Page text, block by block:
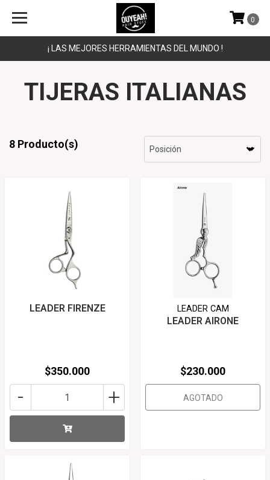
¡ LAS MEJORES HERRAMIENTAS DEL MUNDO !
0
TIJERAS ITALIANAS
8 Producto(s)
LEADER FIRENZE
$350.000
+
-
LEADER CAM
LEADER AIRONE
$230.000
AGOTADO